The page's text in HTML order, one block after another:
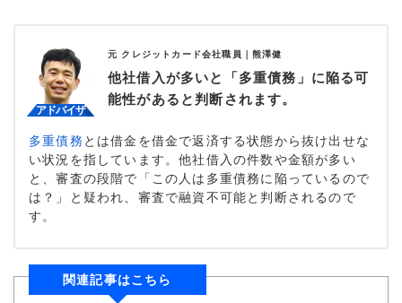
元 クレジットカード会社職員｜ 熊澤健
他社借入が多いと「多重債務」に陥る可
能性があると判断されます。
多重債務 とは借金を借金で返済する状態から抜け出せな
い状況を指しています。他社借入の件数や金額が多い
と、審査の段階で「この人は多重債務に陥っているので
は？」と疑われ、審査で融資不可能と判断されるので
す。
関連記事はこちら